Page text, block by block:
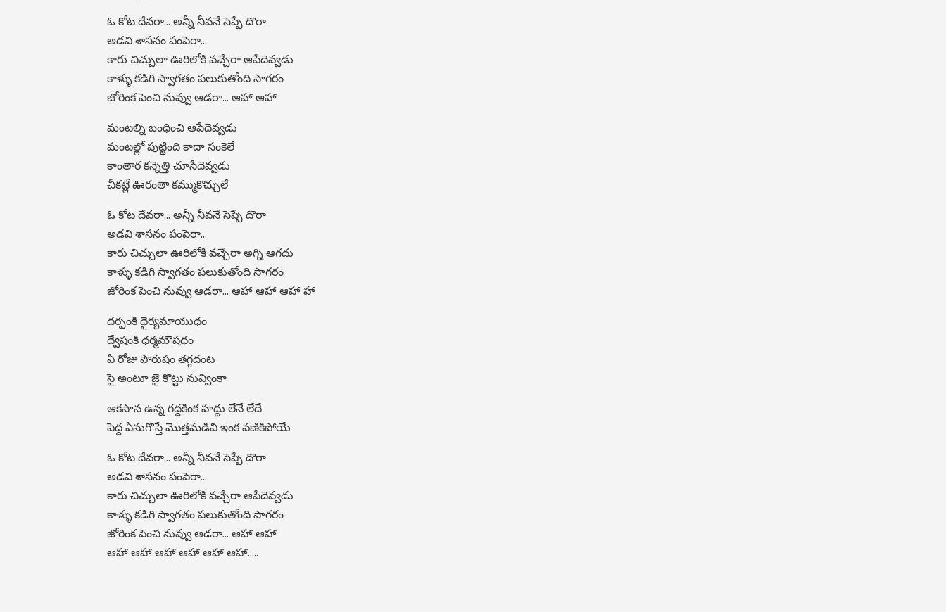
ఓ కోట దేవరా… అన్నీ నీవనే సెప్పే దొరా
అడవి శాసనం పంపెరా…
కారు చిచ్చులా ఊరిలోకి వచ్చేరా ఆపేదెవ్వడు
కాళ్ళు కడిగి స్వాగతం పలుకుతోంది సాగరం
జోరింక పెంచి నువ్వు ఆడరా… ఆహా ఆహా
మంటల్ని బంధించి ఆపేదెవ్వడు
మంటల్లో పుట్టింది కాదా సంకెలే
కాంతార కన్నెత్తి చూసేదెవ్వడు
చీకట్లే ఊరంతా కమ్ముకొచ్చులే
ఓ కోట దేవరా… అన్నీ నీవనే సెప్పే దొరా
అడవి శాసనం పంపెరా…
కారు చిచ్చులా ఊరిలోకి వచ్చేరా అగ్ని ఆగదు
కాళ్ళు కడిగి స్వాగతం పలుకుతోంది సాగరం
జోరింక పెంచి నువ్వు ఆడరా… ఆహా ఆహా ఆహా హా
దర్పంకి ధైర్యమాయుధం
ద్వేషంకి ధర్మమౌషధం
ఏ రోజు పౌరుషం తగ్గదంట
సై అంటూ జై కొట్టు నువ్వింకా
ఆకసాన ఉన్న గద్దకింక హద్దు లేనే లేదే
పెద్ద ఏనుగొస్తే మొత్తమడివి ఇంక వణికిపోయే
ఓ కోట దేవరా… అన్నీ నీవనే సెప్పే దొరా
అడవి శాసనం పంపెరా…
కారు చిచ్చులా ఊరిలోకి వచ్చేరా ఆపేదెవ్వడు
కాళ్ళు కడిగి స్వాగతం పలుకుతోంది సాగరం
జోరింక పెంచి నువ్వు ఆడరా… ఆహా ఆహా
ఆహా ఆహా ఆహా ఆహా ఆహా ఆహా…..